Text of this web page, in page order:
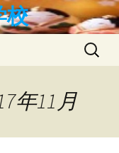
校
検
索:
年11月